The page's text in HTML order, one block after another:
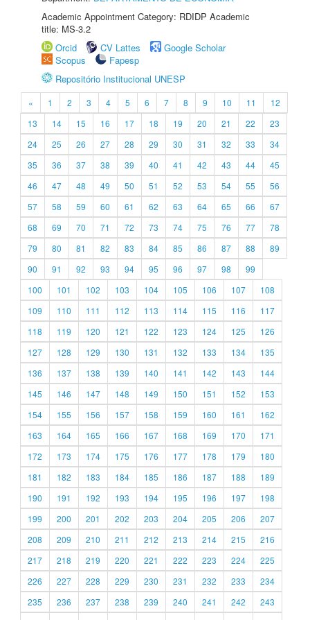
Academic Appointment Category: RDIDP Academic
title: MS-3.2
Orcid
CV Lattes
Google Scholar
Scopus
Fapesp
Repositório Institucional UNESP
« 1 2 3 4 5 6 7 8 9 10 11
12
13
14 15 16 17 18 19 20 21 22
23
24
25 26 27 28 29 30 31 32 33
34
35
36 37 38 39 40 41 42 43 44
45
46
47 48 49 50 51 52 53 54 55
56
57
58 59 60 61 62 63 64 65 66
67
68
69 70 71 72 73 74 75 76 77
78
79
80 81 82 83 84 85 86 87 88
89
90
91 92 93 94 95 96 97 98
99
100
101 102 103 104 105 106 107
108
109
110 111 112 113 114 115 116
117
118
119 120 121 122 123 124 125
126
127
128 129 130 131 132 133 134
135
136
137 138 139 140 141 142 143
144
145
146 147 148 149 150 151 152
153
154
155 156 157 158 159 160 161
162
163
164 165 166 167 168 169 170
171
172
173 174 175 176 177 178 179
180
181
182 183 184 185 186 187 188
189
190
191 192 193 194 195 196 197
198
199
200 201 202 203 204 205 206
207
208
209 210 211 212 213 214 215
216
217
218 219 220 221 222 223 224
225
226
227 228 229 230 231 232 233
234
235
236 237 238 239 240 241 242
243